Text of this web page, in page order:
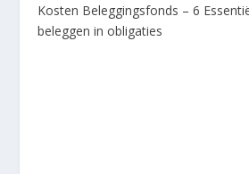
Kosten Beleggingsfonds – 6
beleggen in obligaties